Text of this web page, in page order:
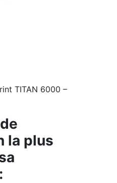
TITAN 6000 –
la plus